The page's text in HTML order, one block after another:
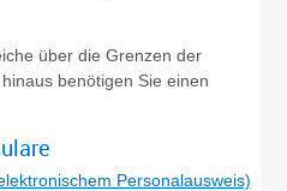
über die Grenzen der
benötigen Sie einen
Personalausweis)